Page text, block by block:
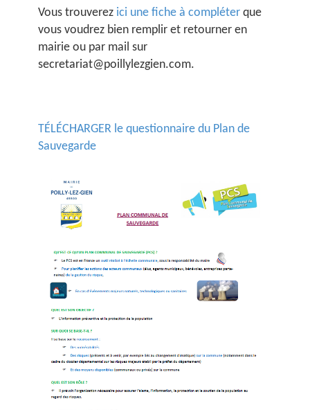
Vous trouverez ici une fiche à compléter que
vous voudrez bien remplir et retourner en
mairie ou par mail sur
secretariat@poillylezgien.com.
TÉLÉCHARGER le questionnaire du Plan de
Sauvegarde